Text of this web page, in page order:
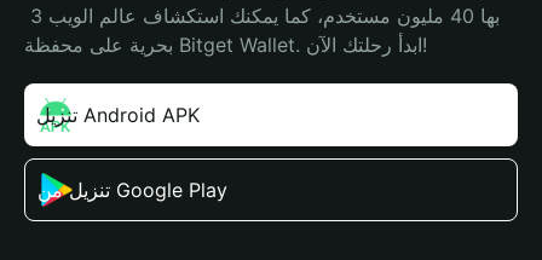
بحرية على محفظة Bitget Wallet. ابدأ رحلتك الآن!
تنزيل Android APK
تنزيل من Google Play